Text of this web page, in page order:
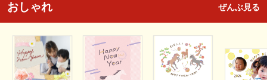
おしゃれ ぜんぶ見る